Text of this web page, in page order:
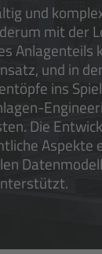
und
mit der
und in
ins
Die